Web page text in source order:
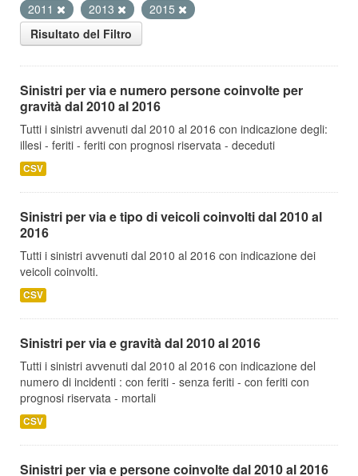
2011
2013
2015
Risultato del Filtro
Sinistri per via e numero persone coinvolte per
gravità dal 2010 al 2016
Tutti i sinistri avvenuti dal 2010 al 2016 con indicazione degli:
illesi - feriti - feriti con prognosi riservata - deceduti
CSV
Sinistri per via e tipo di veicoli coinvolti dal 2010 al
2016
Tutti i sinistri avvenuti dal 2010 al 2016 con indicazione dei
veicoli coinvolti.
CSV
Sinistri per via e gravità dal 2010 al 2016
Tutti i sinistri avvenuti dal 2010 al 2016 con indicazione del
numero di incidenti : con feriti - senza feriti - con feriti con
prognosi riservata - mortali
CSV
Sinistri per via e persone coinvolte dal 2010 al 2016